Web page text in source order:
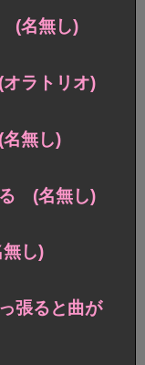
(名無し)
ラトリオ)
無し)
る (名無し)
し)
張ると曲が